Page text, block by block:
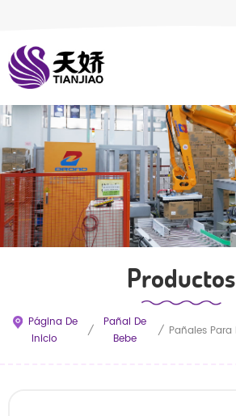
Productos
Página De
Inicio
/
Pañal De
Bebe
/